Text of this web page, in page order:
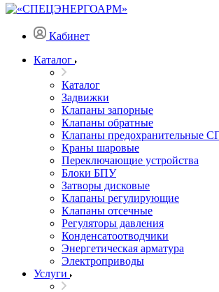
Кабинет
Каталог
Каталог
Задвижки
Клапаны запорные
Клапаны обратные
Клапаны предохранительные
Краны шаровые
Переключающие устройства
Блоки БПУ
Затворы дисковые
Клапаны регулирующие
Клапаны отсечные
Регуляторы давления
Конденсатоотводчики
Энергетическая арматура
Электроприводы
Услуги